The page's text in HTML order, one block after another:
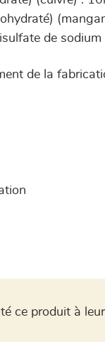
de sodium
de la
ce produit à